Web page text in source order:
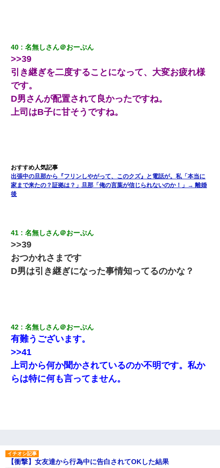
姉旦那の友達「ほんとのパパだよ～」私のお腹を触ってほざく。
→思わず手を叩いて振り払ったら…
３２歳俺「ずっと好きでした！！付き合って下さい！」 ２５歳
彼女「うん！！絶対幸せになろうね！！！！」 → ７年後ｗｗ
ｗｗｗ
夫に癌の余命宣告。その闘病中に長女から信じられない言葉を受
けた
旦那の元嫁「離婚したとはいえ、私が本来の妻。許可なく結婚す
→笑いが止まらなくなり・・・
ミスした新人(
)に冗談で「行為させてくれたら許してあげる」
って言ったら・・・
【復讐】義兄嫁「生活費、足りない分を貸してほしい」私「貸す
わけないでしょｗｗｗｗ」→ 理由を話したら泣き出して・・私
40 名無しさん＠おーぷん
>>39
引き継ぎを二度することになって、大変お疲れ様
です。
D男さんが配置されて良かったですね。
上司はB子に甘そうですね。
出張中の旦那から『フリンしやがって、このクズ』と電話が。私「本当に
家まで来たの？証拠は？」旦那「俺の言葉が信じられないのか！」→ 離婚
後
41 名無しさん＠おーぷん
>>39
おつかれさまです
D男は引き継ぎになった事情知ってるのかな？
42 名無しさん＠おーぷん
有難うございます。
>>41
上司から何か聞かされているのか不明です。私か
らは特に何も言ってません。
【衝撃】女友達から行為中に告白されてOKした結果